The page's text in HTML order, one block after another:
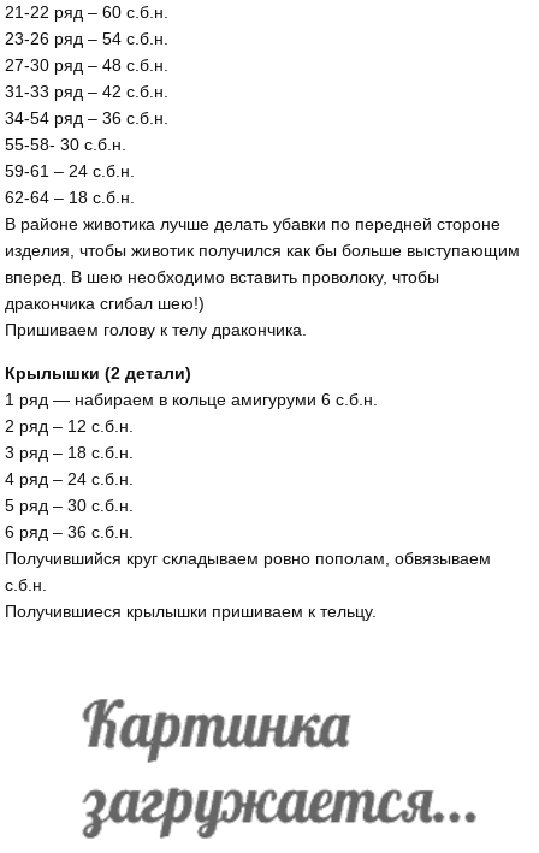
21-22 ряд – 60 с.б.н.
23-26 ряд – 54 с.б.н.
27-30 ряд – 48 с.б.н.
31-33 ряд – 42 с.б.н.
34-54 ряд – 36 с.б.н.
55-58- 30 с.б.н.
59-61 – 24 с.б.н.
62-64 – 18 с.б.н.
В районе животика лучше делать убавки по передней стороне
изделия, чтобы животик получился как бы больше выступающим
вперед. В шею необходимо вставить проволоку, чтобы
дракончика сгибал шею!)
Пришиваем голову к телу дракончика.
Крылышки (2 детали)
1 ряд — набираем в кольце амигуруми 6 с.б.н.
2 ряд – 12 с.б.н.
3 ряд – 18 с.б.н.
4 ряд – 24 с.б.н.
5 ряд – 30 с.б.н.
6 ряд – 36 с.б.н.
Получившийся круг складываем ровно пополам, обвязываем
с.б.н.
Получившиеся крылышки пришиваем к тельцу.